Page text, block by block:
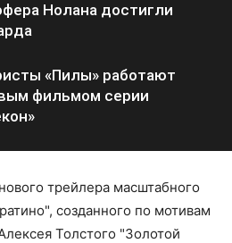
Нолана достигли
«Пилы» работают
фильмом серии
трейлера масштабного
созданного по мотивам
Толстого "Золотой